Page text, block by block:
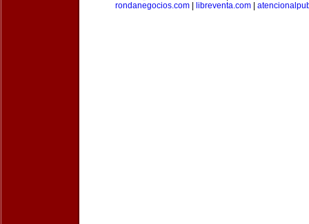
rondanegocios.com
libreventa.com